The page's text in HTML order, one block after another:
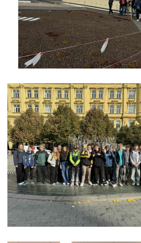
NAŠE ÚSPĚCHY
GDPR
PŘEDŠKOLÁCI
JAK MOTIVOVAT DÍTĚ KE ČTENÍ
REZERVAČNÍ SYSTÉM SPORTOVNÍ HALY
ŠKOLNÍ PORADENSKÉ PRACOVIŠTĚ
NEPOTŘEBNÝ MAJETEK
NAUČNÁ STEZKA ZBRASLAV